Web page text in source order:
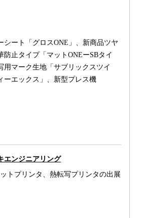
シート「グロスONE」、新商品ツヤ
防止タイプ「マットONEーSBタイ
用マーク生地「サブリックスツイ
ーエックス」、新型プレス機
エンジニアリング
トプリンタ、熱転写プリンタの出展